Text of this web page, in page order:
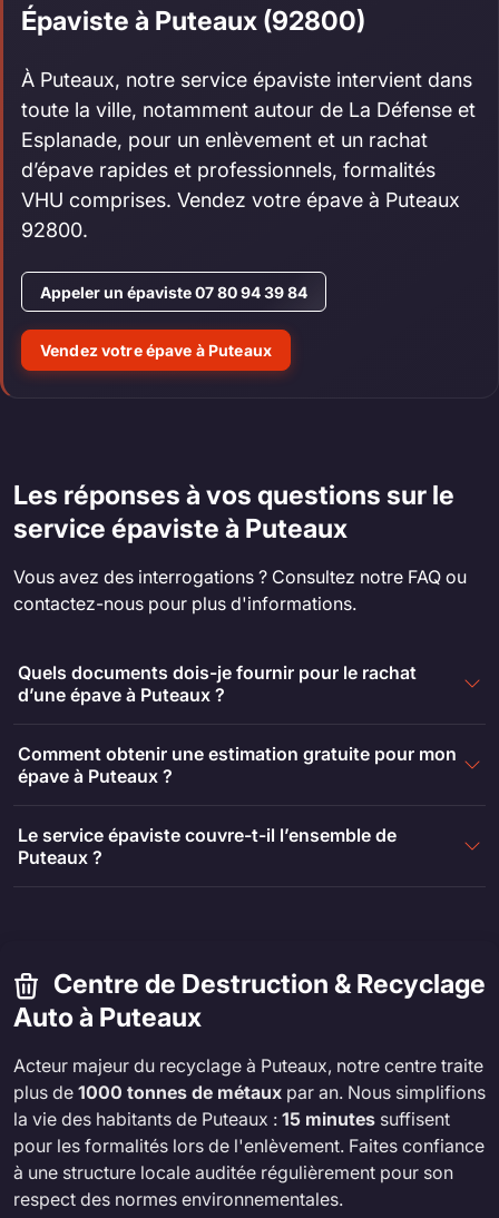
Épaviste à Puteaux (92800)
À Puteaux, notre service épaviste intervient dans
toute la ville, notamment autour de La Défense et
Esplanade, pour un enlèvement et un rachat
d’épave rapides et professionnels, formalités
VHU comprises. Vendez votre épave à Puteaux
92800.
Appeler un épaviste 07 80 94 39 84
Vendez votre épave à Puteaux
Les réponses à vos questions sur le
service épaviste à Puteaux
Vous avez des interrogations ? Consultez notre FAQ ou
contactez-nous pour plus d'informations.
Quels documents dois-je fournir pour le rachat
d’une épave à Puteaux ?
Comment obtenir une estimation gratuite pour mon
épave à Puteaux ?
Le service épaviste couvre-t-il l’ensemble de
Puteaux ?
Centre de Destruction & Recyclage
Auto à Puteaux
Acteur majeur du recyclage à Puteaux, notre centre traite
plus de 1000 tonnes de métaux par an. Nous simplifions
la vie des habitants de Puteaux : 15 minutes suffisent
pour les formalités lors de l'enlèvement. Faites confiance
à une structure locale auditée régulièrement pour son
respect des normes environnementales.